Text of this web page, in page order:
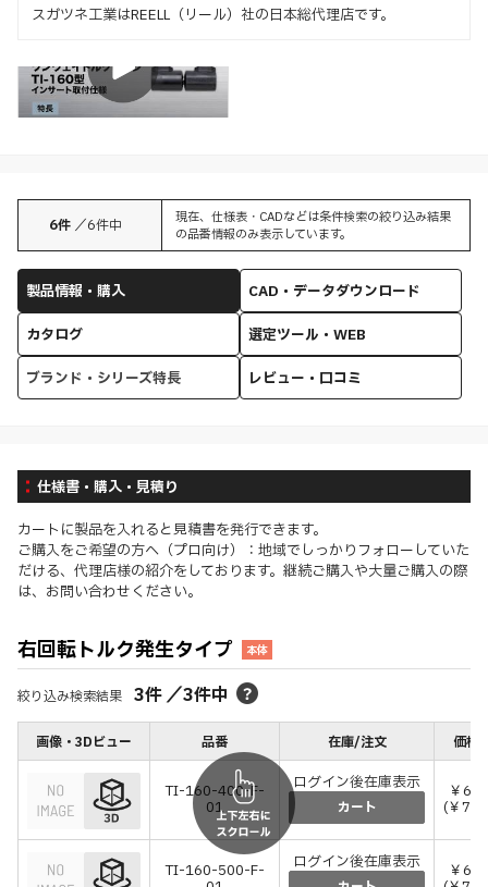
スガツネ工業はREELL（リール）社の日本総代理店です。
特長
6件 ／6件中
現在、仕様表・CADなどは条件検索の絞り込み結果
の品番情報のみ表示しています。
製品情報・購入
CAD・データダウンロード
カタログ
選定ツール・WEB
ブランド・シリーズ特長
レビュー・口コミ
仕様書・購入・見積り
カートに製品を入れると見積書を発行できます。
ご購入をご希望の方へ（プロ向け）：地域でしっかりフォローしていた
だける、代理店様の紹介をしております。継続ご購入や大量ご購入の際
は、お問い合わせください。
右回転トルク発生タイプ 本体
絞り込み検索結果 3件／3件中
画像・3Dビュー 品番 在庫/注文 価格(
TI-160-400-F-
01
ログイン後在庫表示
カート
￥
(￥
TI-160-500-F- ログイン後在庫表示 ￥